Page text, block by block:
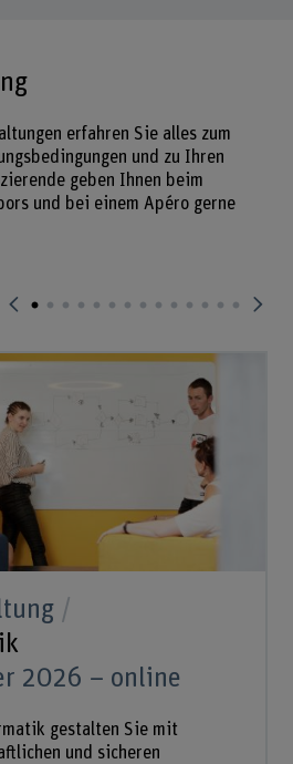
erfahren Sie alles zum
und zu Ihren
geben Ihnen beim
und bei einem Apéro gerne
2026 – online
gestalten Sie mit
und sicheren